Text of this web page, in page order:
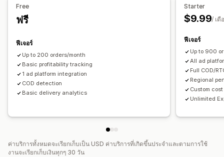
การซิงค์ข้อมูลอัตโนมัติ
Free
ฟรี
ฟีเจอร์
Up to 200 orders/month
Basic profitability tracking
1 ad platform integration
COD detection
Basic delivery analytics
Starter
$9.99/ เดื
ฟีเจอร์
Up to 900
All ad
Full COD/
Regional
Custom
Unlimited
ค่าบริการทั้งหมดจะเรียกเก็บเป็น USD ค่าบริการที่เกิดขึ้นประจำและตามการใช้
งานจะเรียกเก็บเงินทุกๆ 30 วัน